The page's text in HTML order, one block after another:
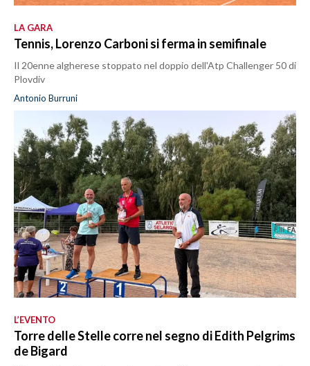
LA GARA
Tennis, Lorenzo Carboni si ferma in semifinale
Il 20enne algherese stoppato nel doppio dell'Atp Challenger 50 di
Plovdiv
Antonio Burruni
L’EVENTO
Torre delle Stelle corre nel segno di Edith Pelgrims
de Bigard